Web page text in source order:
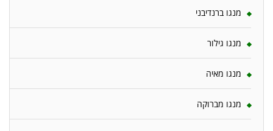
מנגו ברנדיבני
מנגו גילור
מנגו מאיה
מנגו מברוקה